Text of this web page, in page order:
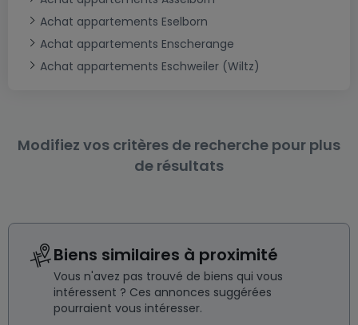
Achat appartements Eselborn
Achat appartements Enscherange
Achat appartements Eschweiler (Wiltz)
Modifiez vos critères de recherche pour plus
de résultats
Biens similaires à proximité
Vous n'avez pas trouvé de biens qui vous
intéressent ? Ces annonces suggérées
pourraient vous intéresser.